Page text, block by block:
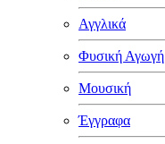
Αγγλικά
Φυσική Αγωγή
Μουσική
Έγγραφα